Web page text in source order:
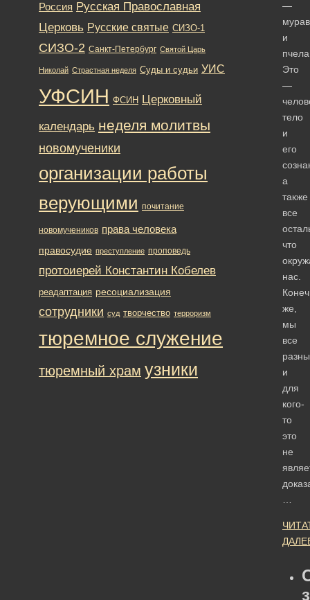
—
и
Это
—
тело
и
его
а
также
все
что
нас.
же,
мы
все
и
для
кого-
то
это
не
Россия Русская Православная
Церковь Русские святые СИЗО-1
СИЗО-2 Санкт-Петербург Святой Царь
Николай Страстная неделя Суды и судьи УИС
УФСИН ФСИН Церковный
календарь неделя молитвы
новомученики
организации работы
верующими почитание
новомучеников права человека
правосудие преступление проповедь
протоиерей Константин Кобелев
реадаптация ресоциализация
сотрудники суд творчество терроризм
тюремное служение
тюремный храм узники